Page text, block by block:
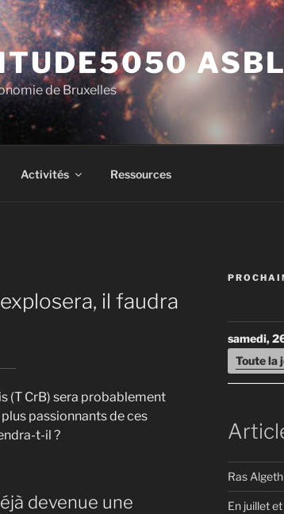
ASBL
de Bruxelles
Activités Ressources
il faudra
(T CrB) sera probablement
passionnants de ces
t-il ?
devenue une
samedi,
Toute la
Ras
En juillet